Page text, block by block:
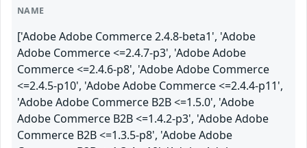
NAME
['Adobe Adobe Commerce 2.4.8-beta1', 'Adobe
Adobe Commerce <=2.4.7-p3', 'Adobe Adobe
Commerce <=2.4.6-p8', 'Adobe Adobe Commerce
<=2.4.5-p10', 'Adobe Adobe Commerce <=2.4.4-p11',
'Adobe Adobe Commerce B2B <=1.5.0', 'Adobe
Adobe Commerce B2B <=1.4.2-p3', 'Adobe Adobe
Commerce B2B <=1.3.5-p8', 'Adobe Adobe